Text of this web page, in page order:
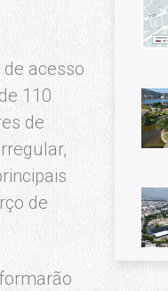
acesso
110
de
de